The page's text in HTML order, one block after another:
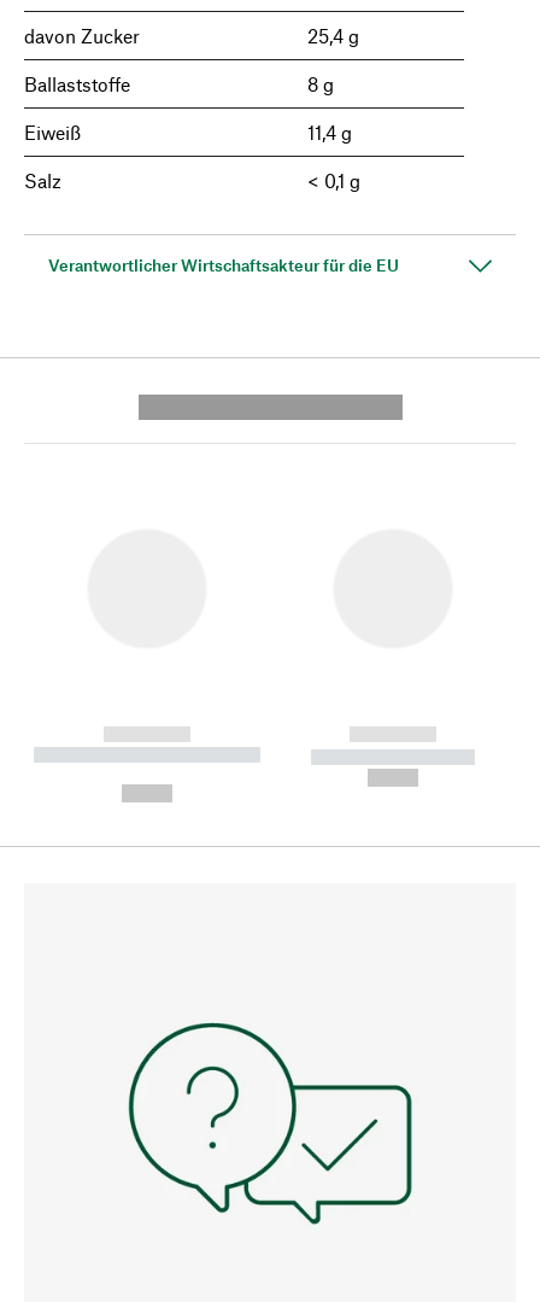
davon Zucker 25,4 g
Ballaststoffe 8 g
Eiweiß 11,4 g
Salz < 0,1 g
Verantwortlicher Wirtschaftsakteur für die EU
------------
----------- ----------- --------
------------
----------- -----------